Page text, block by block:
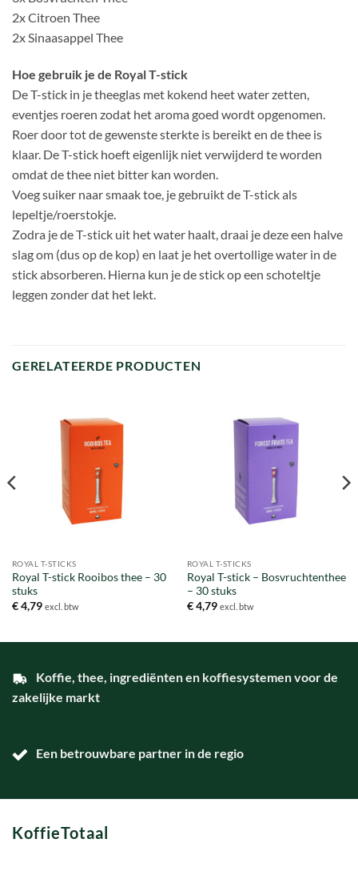
2x Citroen Thee
2x Sinaasappel Thee
Hoe gebruik je de Royal T-stick
De T-stick in je theeglas met kokend heet water zetten,
eventjes roeren zodat het aroma goed wordt opgenomen.
Roer door tot de gewenste sterkte is bereikt en de thee is
klaar. De T-stick hoeft eigenlijk niet verwijderd te worden
omdat de thee niet bitter kan worden.
Voeg suiker naar smaak toe, je gebruikt de T-stick als
lepeltje/roerstokje.
Zodra je de T-stick uit het water haalt, draai je deze een halve
slag om (dus op de kop) en laat je het overtollige water in de
stick absorberen. Hierna kun je de stick op een schoteltje
leggen zonder dat het lekt.
GERELATEERDE PRODUCTEN
ROYAL T-STICKS
Royal T-stick Rooibos thee – 30
stuks
€4,79 excl. btw
ROYAL T-STICKS
Royal T-stick – Bosvruchtenthee
– 30 stuks
€4,79 excl. btw
Koffie, thee, ingrediënten en koffiesystemen voor de
zakelijke markt
Een betrouwbare partner in de regio
KoffieTotaal